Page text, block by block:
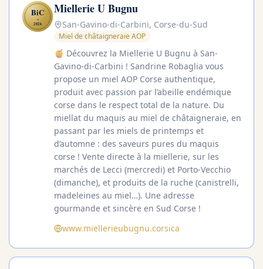
BiC
✦
2026
Miellerie U Bugnu
San-Gavino-di-Carbini, Corse-du-Sud
Miel de châtaigneraie AOP
🍯 Découvrez la Miellerie U Bugnu à San-
Gavino-di-Carbini ! Sandrine Robaglia vous
propose un miel AOP Corse authentique,
produit avec passion par l’abeille endémique
corse dans le respect total de la nature. Du
miellat du maquis au miel de châtaigneraie, en
passant par les miels de printemps et
d’automne : des saveurs pures du maquis
corse ! Vente directe à la miellerie, sur les
marchés de Lecci (mercredi) et Porto-Vecchio
(dimanche), et produits de la ruche (canistrelli,
madeleines au miel…). Une adresse
gourmande et sincère en Sud Corse !
www.miellerieubugnu.corsica